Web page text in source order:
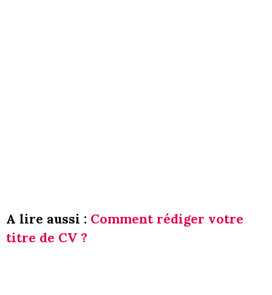
A lire aussi : Comment rédiger votre
titre de CV ?